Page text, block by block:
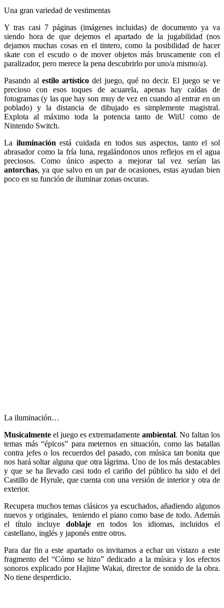
Una gran variedad de vestimentas
Y tras casi 7 páginas (imágenes incluidas) de documento ya va
siendo hora de que dejemos el apartado de la jugabilidad (nos
dejamos muchas cosas en el tintero, como la posibilidad de hacer
skate con el escudo o de mover objetos más bruscamente con el
paralizador, pero merece la pena descubrirlo por uno/a mismo/a).
Pasando al estilo artístico del juego, qué no decir. El juego se ve
precioso con esos toques de acuarela, apenas hay caídas de
fotogramas (y las que hay son muy de vez en cuando al entrar en un
poblado) y la distancia de dibujado es simplemente magistral.
Explota al máximo toda la potencia tanto de WiiU como de
Nintendo Switch.
La iluminación está cuidada en todos sus aspectos, tanto el sol
abrasador como la fría luna, regalándonos unos reflejos en el agua
preciosos. Como único aspecto a mejorar tal vez serían las
antorchas, ya que salvo en un par de ocasiones, estas ayudan bien
poco en su función de iluminar zonas oscuras.
La iluminación…
Musicalmente el juego es extremadamente ambiental. No faltan los
temas más “épicos” para meternos en situación, como las batallas
contra jefes o los recuerdos del pasado, con música tan bonita que
nos hará soltar alguna que otra lágrima. Uno de los más destacables
y que se ha llevado casi todo el cariño del público ha sido el del
Castillo de Hyrule, que cuenta con una versión de interior y otra de
exterior.
Recupera muchos temas clásicos ya escuchados, añadiendo algunos
nuevos y originales, teniendo el piano como base de todo. Además
el título incluye doblaje en todos los idiomas, incluidos el
castellano, inglés y japonés entre otros.
Para dar fin a este apartado os invitamos a echar un vistazo a este
fragmento del “Cómo se hizo” dedicado a la música y los efectos
sonoros explicado por Hajime Wakai, director de sonido de la obra.
No tiene desperdicio.